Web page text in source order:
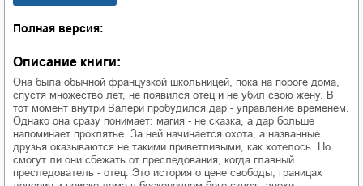
Полная версия:
Описание книги:
Она была обычной французкой школьницей, пока на пороге дома,
спустя множество лет, не появился отец и не убил свою жену. В
тот момент внутри Валери пробудился дар - управление временем.
Однако она сразу понимает: магия - не сказка, а дар больше
напоминает проклятье. За ней начинается охота, а названные
друзья оказываются не такими приветливыми, как хотелось. Но
смогут ли они сбежать от преследования, когда главный
преследователь - отец. Это история о цене свободы, границах